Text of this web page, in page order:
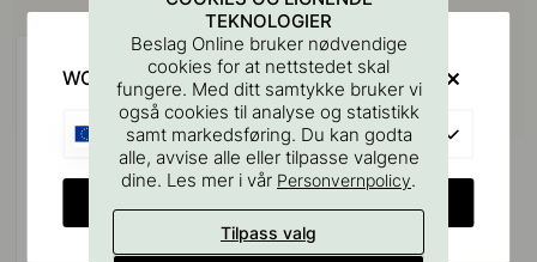
Kjøp sammen med
TEKNOLOGIER
Beslag Online bruker nødvendige
cookies for at nettstedet skal
fungere. Med ditt samtykke bruker vi
også cookies til analyse og statistikk
samt markedsføring. Du kan godta
alle, avvise alle eller tilpasse valgene
dine. Les mer i vår Personvernpolicy.
Tilpass valg
WOULD YOU RATHER VISIT?
EU